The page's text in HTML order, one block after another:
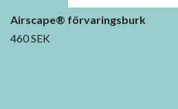
Airscape® förvaringsburk
460 SEK